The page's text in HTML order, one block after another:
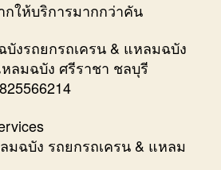
กให้บริการมากกว่าคัน
งรถยกรถเครน & แหลมฉบัง
ลมฉบัง ศรีราชา ชลบุรี
ฉบัง รถยกรถเครน & แหลม